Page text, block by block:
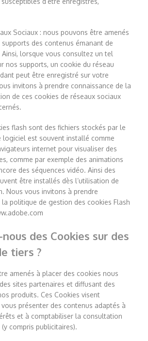
Sociaux : nous pouvons être amenés
des contenus émanant de
lorsque vous consultez un tel
nos supports, un cookie du réseau
peut être enregistré sur votre
invitons à prendre connaissance de la
de ces cookies de réseaux sociaux
flash sont des fichiers stockés par le
logiciel est souvent installé comme
internet pour visualiser des
comme par exemple des animations
des séquences vidéo. Ainsi des
être installés dès l’utilisation de
Nous vous invitons à prendre
la politique de gestion des cookies Flash
des Cookies sur des
tiers ?
amenés à placer des cookies nous
sites partenaires et diffusant des
produits. Ces Cookies visent
présenter des contenus adaptés à
et à comptabiliser la consultation
compris publicitaires).